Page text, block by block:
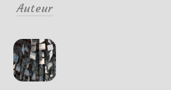
Auteur